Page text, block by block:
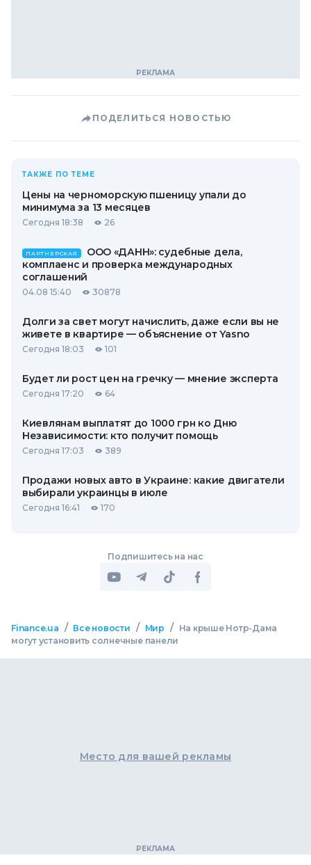
ПОДЕЛИТЬСЯ НОВОСТЬЮ
ТАКЖЕ ПО ТЕМЕ
Цены на черноморскую пшеницу упали до
минимума за 13 месяцев
Сегодня 18:38 26
ПАРТНЕРСКАЯ
ООО «ДАНН»: судебные дела,
комплаенс и проверка международных
соглашений
04.08 15:40 30878
Долги за свет могут начислить, даже если вы не
живете в квартире — объяснение от Yasno
Сегодня 18:03 101
Будет ли рост цен на гречку — мнение эксперта
Сегодня 17:20 64
Киевлянам выплатят до 1000 грн ко Дню
Независимости: кто получит помощь
Сегодня 17:03 389
Продажи новых авто в Украине: какие двигатели
выбирали украинцы в июле
Сегодня 16:41 170
Подпишитесь на нас
Finance.ua / Все новости / Мир /
На крыше Нотр-Дама
могут установить солнечные панели
Место для вашей рекламы